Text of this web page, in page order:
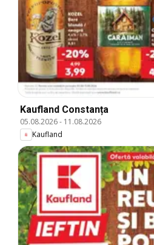
Kaufland Constanța
05.08.2026- 11.08.2026
Kaufland